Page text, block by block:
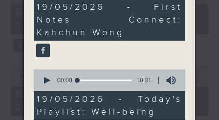
minutes,
seconds
第一部份 Part 1 (HKT 07:05 -
08:00)
seconds
minutes,
seconds
00:00 55:09
第二部份 Part 2 (HKT 08:05 -
09:00)
33
minutes,
14
seconds
19/05/2026 - First
Notes Connect:
Kahchun Wong
seconds
10
minutes,
31
00:00 10:31
19/05/2026 - Today's
Playlist: Well-being